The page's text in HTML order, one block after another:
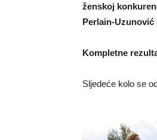
ženskoj
Perlain-Uzunović
Kompletne
Sljedeće kolo se